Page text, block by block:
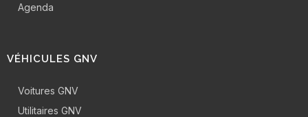
Agenda
VÉHICULES GNV
Voitures GNV
Utilitaires GNV